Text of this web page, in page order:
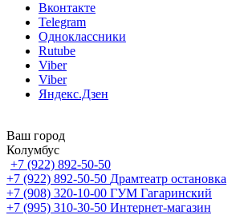
Вконтакте
Telegram
Одноклассники
Rutube
Viber
Viber
Яндекс.Дзен
Ваш город
Колумбус
+7 (922) 892-50-50
+7 (922) 892-50-50 Драмтеатр остановка
+7 (908) 320-10-00 ГУМ Гагаринский
+7 (995) 310-30-50 Интернет-магазин